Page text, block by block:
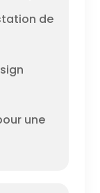
de
une